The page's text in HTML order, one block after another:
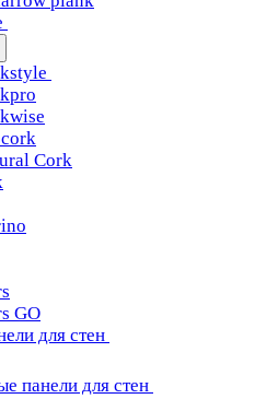
Cork
GO
для стен
панели для стен